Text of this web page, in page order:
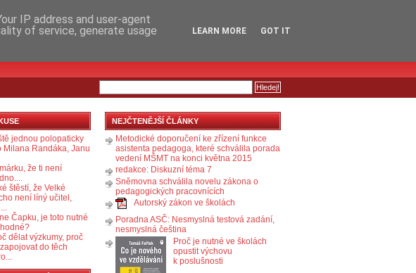
jednou polopaticky
Milana Randáka, Janu
že ti není
štěstí, že Velké
není líný učitel,
Čapku, je toto nutné
dělat výzkumy, proč
do těch
NEJČTENĚJŠÍ ČLÁNKY
Metodické doporučení ke zřízení funkce
asistenta pedagoga, které schválila porada
vedení MŠMT na konci května 2015
redakce: Diskuzní téma 7
Sněmovna schválila novelu zákona o
pedagogických pracovnících
Autorský zákon ve školách
Poradna ASČ: Nesmyslná testová zadání,
nesmyslná čeština
Proč je nutné ve školách
opustit výchovu
k poslušnosti
IP address and user-agent
of service, generate usage
LEARN MORE GOT IT